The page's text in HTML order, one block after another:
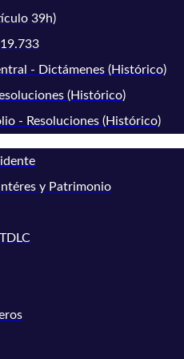
39h)
- Dictámenes (Histórico)
(Histórico)
- Resoluciones (Histórico)
y Patrimonio